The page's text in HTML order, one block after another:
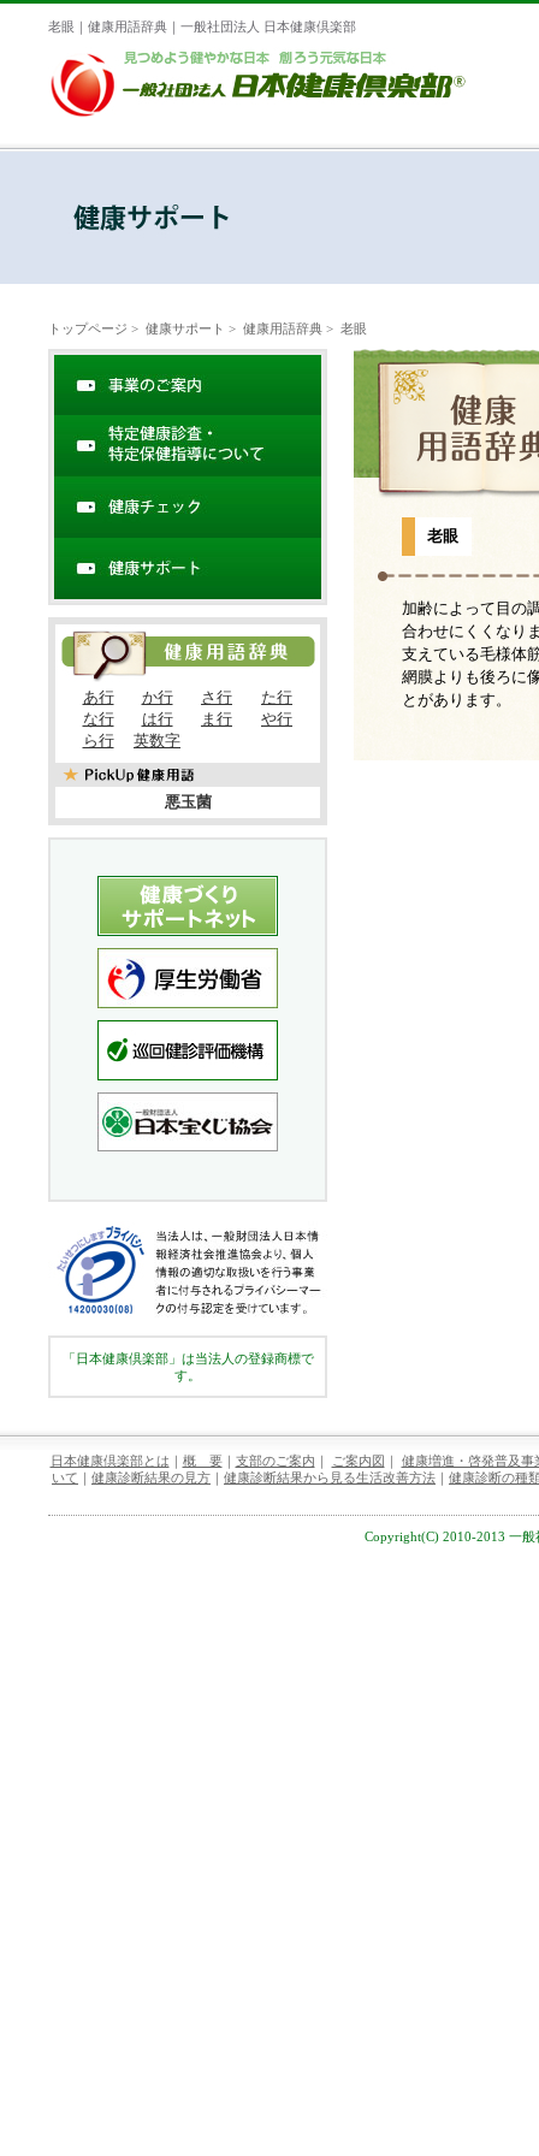
老眼｜健康用語辞典｜一般社団法人 日本健康倶楽部
トップページ > 健康サポート > 健康用語辞典 > 老眼
あ行 か行 さ行
た行
な行
は行 ま行
や行
ら行
英数字
悪玉菌
「日本健康倶楽部」は当法人の登録商標で
す。
老眼
加齢によって目の
合わせにくくなり
支えている毛様体
網膜よりも後ろに
とがあります。
日本健康倶楽部とは ｜ 概 要｜ 支部のご案内 ｜ ご案内図 ｜ 健康増進・啓発普及事
いて ｜ 健康診断結果の見方 ｜ 健康診断結果から見る生活改善方法 ｜ 健康診断の種
Copyright(C) 2010-2013 一